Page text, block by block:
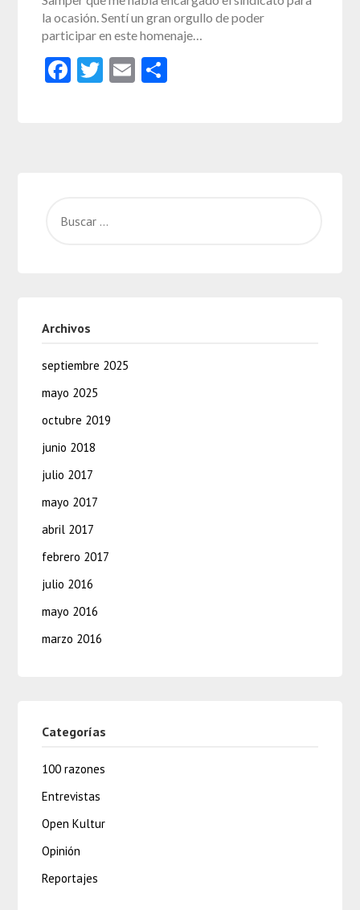
la ocasión. Sentí un gran orgullo de poder
participar en este homenaje…
Facebook
Twitter
Email
Archivos
septiembre 2025
mayo 2025
octubre 2019
junio 2018
julio 2017
mayo 2017
abril 2017
febrero 2017
julio 2016
mayo 2016
marzo 2016
Categorías
100 razones
Entrevistas
Open Kultur
Opinión
Reportajes